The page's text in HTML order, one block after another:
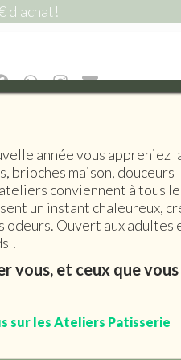
d'achat!
ART DE LA TABLE /
année vous appreniez
brioches maison, douceurs
conviennent à tous
un instant chaleureux,
odeurs. Ouvert aux adultes
!
vous, et ceux que vous
sur les Ateliers Patisserie